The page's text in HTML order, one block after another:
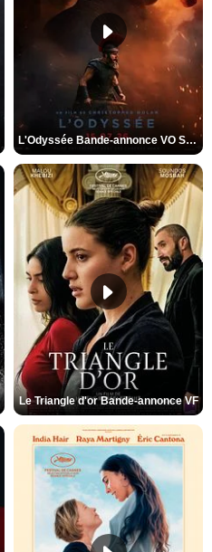
L'Odyssée Bande-annonce VO STFR
Le Triangle d'or Bande-annonce VF